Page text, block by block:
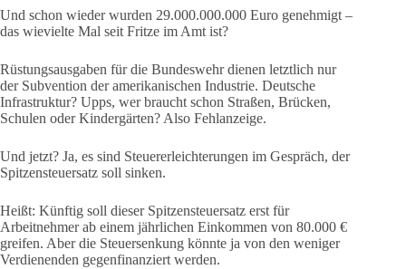
Und schon wieder wurden 29.000.000.000 Euro genehmigt –
das wievielte Mal seit Fritze im Amt ist?
Rüstungsausgaben für die Bundeswehr dienen letztlich nur
der Subvention der amerikanischen Industrie. Deutsche
Infrastruktur? Upps, wer braucht schon Straßen, Brücken,
Schulen oder Kindergärten? Also Fehlanzeige.
Und jetzt? Ja, es sind Steuererleichterungen im Gespräch, der
Spitzensteuersatz soll sinken.
Heißt: Künftig soll dieser Spitzensteuersatz erst für
Arbeitnehmer ab einem jährlichen Einkommen von 80.000 €
greifen. Aber die Steuersenkung könnte ja von den weniger
Verdienenden gegenfinanziert werden.